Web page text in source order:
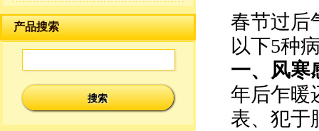
产品搜索
春节过后
以下5种
一、 风寒
年后乍暖
表、犯于